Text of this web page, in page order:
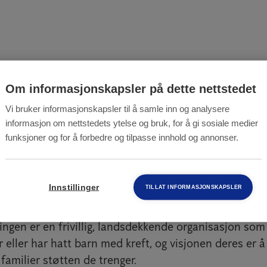
i Anticimex å gi et bidrag til en veldedig
i firmaet hvor alle har mulighet til å nominere
de ønsker at vi skal gi litt ekstra støtte til det året.
som fikk flest stemmer, så vi har
bidrag på 50.000,-
er en frivillig, landsdekkende organisasjon
eller har hatt barn med kreft, og visjonen deres er
støtten de trenger.
Om informasjonskapsler på dette nettstedet
Vi bruker informasjonskapsler til å samle inn og analysere
informasjon om nettstedets ytelse og bruk, for å gi sosiale medier
funksjoner og for å forbedre og tilpasse innhold og annonser.
Innstillinger TILLAT INFORMASJONSKAPSLER